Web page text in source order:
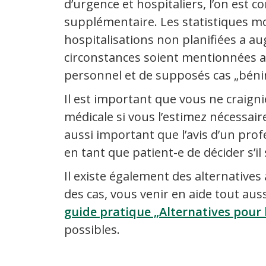
d’urgence et hospitaliers, l’on est
supplémentaire. Les statistiques
hospitalisations non planifiées a
circonstances soient mentionnées
personnel et de supposés cas
Il est important que vous ne
médicale si vous l’estimez
aussi important que l’avis d’un
en tant que patient-e de décider s’il
Il existe également des alternatives
des cas, vous venir en aide tout
guide pratique „Alternatives pour
possibles.